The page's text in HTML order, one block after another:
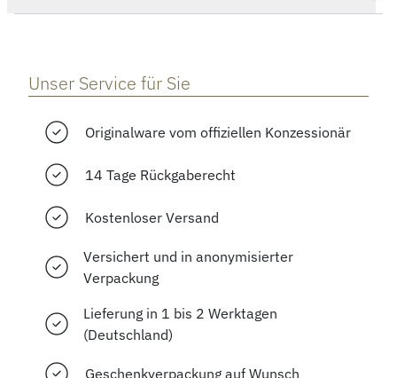
Unser Service für Sie
Originalware vom offiziellen Konzessionär
14 Tage Rückgaberecht
Kostenloser Versand
Versichert und in anonymisierter
Verpackung
Lieferung in 1 bis 2 Werktagen
(Deutschland)
Geschenkverpackung auf Wunsch